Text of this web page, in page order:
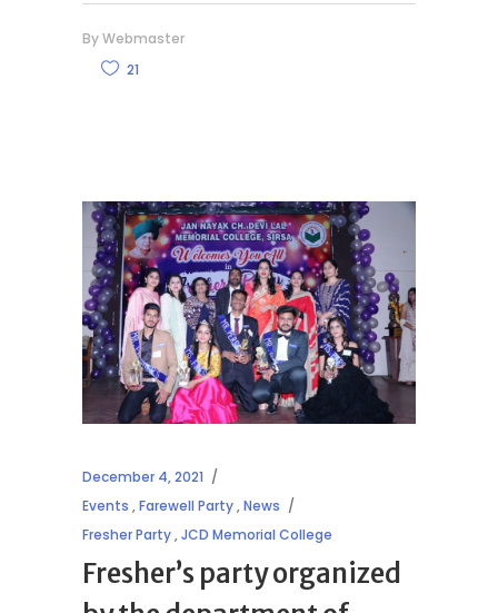
ByWebmaster
21
December 4, 2021
Events ,Farewell Party,News
Fresher Party,JCD Memorial College
Fresher’s party organized